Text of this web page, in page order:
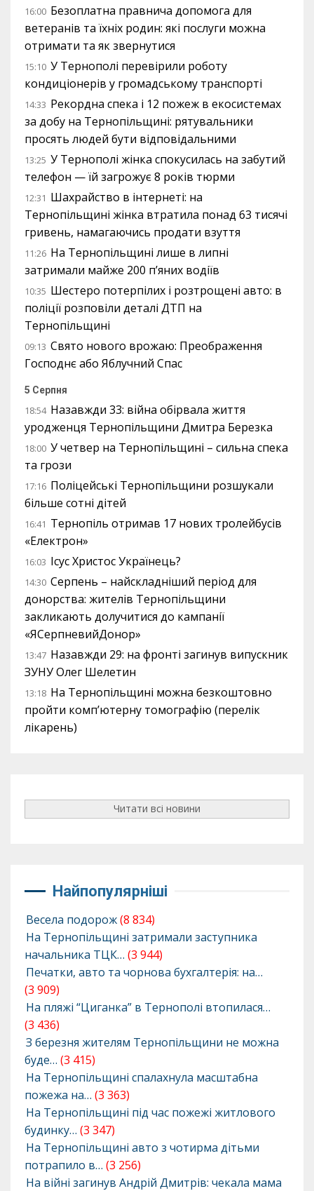
16:00 Безоплатна правнича допомога для
ветеранів та їхніх родин: які послуги можна
отримати та як звернутися
15:10 У Тернополі перевірили роботу
кондиціонерів у громадському транспорті
14:33 Рекордна спека і 12 пожеж в екосистемах
за добу на Тернопільщині: рятувальники
просять людей бути відповідальними
13:25 У Тернополі жінка спокусилась на забутий
телефон — їй загрожує 8 років тюрми
12:31 Шахрайство в інтернеті: на
Тернопільщині жінка втратила понад 63 тисячі
гривень, намагаючись продати взуття
11:26 На Тернопільщині лише в липні
затримали майже 200 п’яних водіїв
10:35 Шестеро потерпілих і розтрощені авто: в
поліції розповіли деталі ДТП на
Тернопільщині
09:13 Свято нового врожаю: Преображення
Господнє або Яблучний Спас
5 Серпня
18:54 Назавжди 33: війна обірвала життя
уродженця Тернопільщини Дмитра Березка
18:00 У четвер на Тернопільщині – сильна спека
та грози
17:16 Поліцейські Тернопільщини розшукали
більше сотні дітей
16:41 Тернопіль отримав 17 нових тролейбусів
«Електрон»
16:03 Ісус Христос Українець?
14:30 Серпень – найскладніший період для
донорства: жителів Тернопільщини
закликають долучитися до кампанії
«ЯСерпневийДонор»
13:47 Назавжди 29: на фронті загинув випускник
ЗУНУ Олег Шелетин
13:18 На Тернопільщині можна безкоштовно
пройти комп’ютерну томографію (перелік
лікарень)
Читати всі новини
Найпопулярніші
Весела подорож(8 834)
На Тернопільщині затримали заступника
начальника ТЦК… (3 944)
Печатки, авто та чорнова бухгалтерія: на…
(3 909)
На пляжі “Циганка” в Тернополі втопилася…
(3 436)
З березня жителям Тернопільщини не можна
буде… (3 415)
На Тернопільщині спалахнула масштабна
пожежа на… (3 363)
На Тернопільщині під час пожежі житлового
будинку… (3 347)
На Тернопільщині авто з чотирма дітьми
потрапило в… (3 256)
На війні загинув Андрій Дмитрів: чекала мама